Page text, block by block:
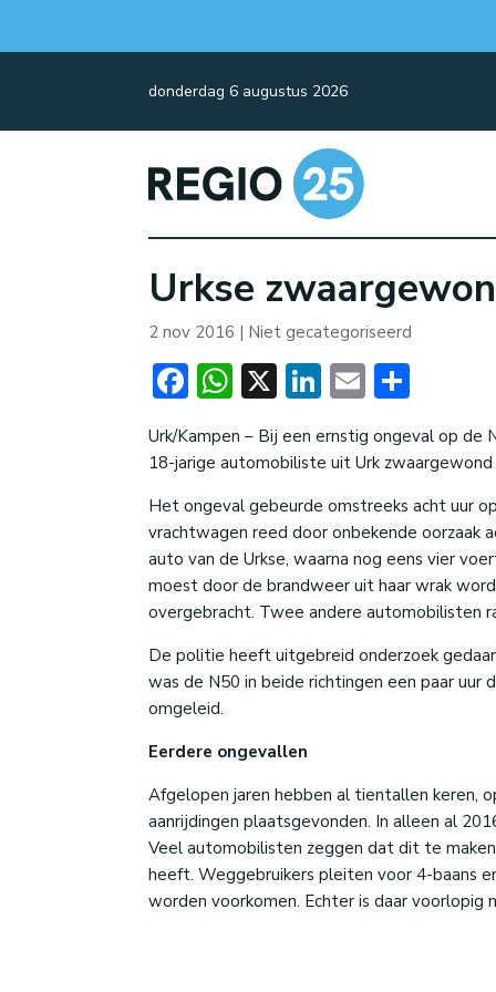
donderdag 6 augustus 2026
Urkse
2 nov 2016 | Niet gecategoriseerd
Facebook
WhatsApp
X LinkedIn
Email
Urk/Kampen – Bij een ernstig ongeval op de
18-jarige automobiliste uit Urk zwaargewond
Het ongeval gebeurde omstreeks acht uur
vrachtwagen reed door onbekende oorzaak
auto van de Urkse, waarna nog eens vier
moest door de brandweer uit haar wrak
overgebracht. Twee andere automobilisten
De politie heeft uitgebreid onderzoek
was de N50 in beide richtingen een paar
omgeleid.
Eerdere ongevallen
Afgelopen jaren hebben al tientallen keren,
aanrijdingen plaatsgevonden. In alleen al
Veel automobilisten zeggen dat dit te
heeft. Weggebruikers pleiten voor 4-baans
worden voorkomen. Echter is daar voorlopig